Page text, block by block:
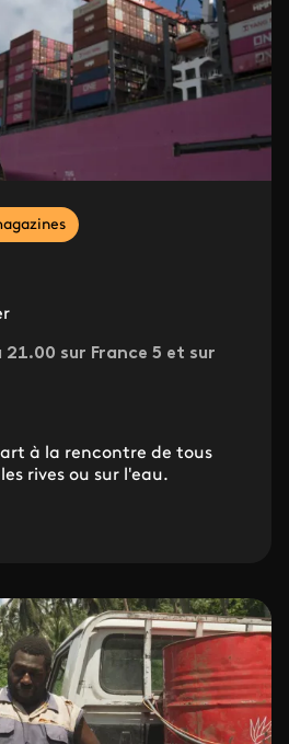
sur France 5 et sur
à la rencontre de tous
rives ou sur l'eau.